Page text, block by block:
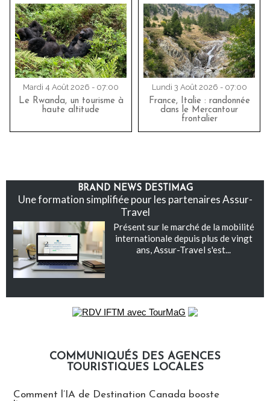
Mardi 4 Août 2026 - 07:00
Le Rwanda, un tourisme à
haute altitude
Lundi 3 Août 2026 - 07:00
France, Italie : randonnée
dans le Mercantour
frontalier
BRAND NEWS DESTIMAG
Une formation simplifiée pour les partenaires Assur-
Travel
Présent sur le marché de la mobilité
internationale depuis plus de vingt
ans, Assur-Travel s'est...
COMMUNIQUÉS DES AGENCES
TOURISTIQUES LOCALES
Comment l’IA de Destination Canada booste